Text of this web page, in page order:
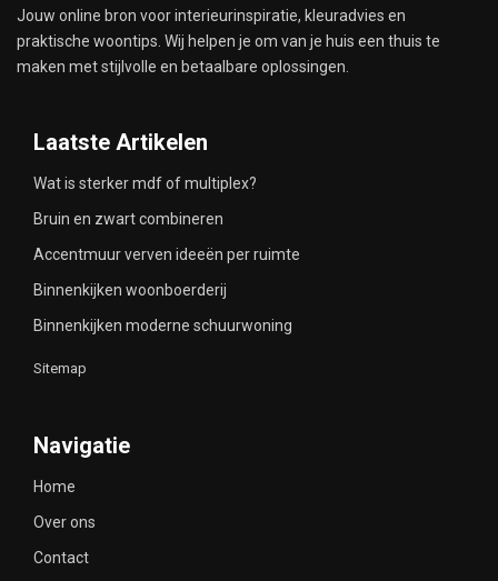
Jouw online bron voor interieurinspiratie, kleuradvies en
praktische woontips. Wij helpen je om van je huis een thuis te
maken met stijlvolle en betaalbare oplossingen.
Laatste Artikelen
Wat is sterker mdf of multiplex?
Bruin en zwart combineren
Accentmuur verven ideeën per ruimte
Binnenkijken woonboerderij
Binnenkijken moderne schuurwoning
Sitemap
Navigatie
Home
Over ons
Contact